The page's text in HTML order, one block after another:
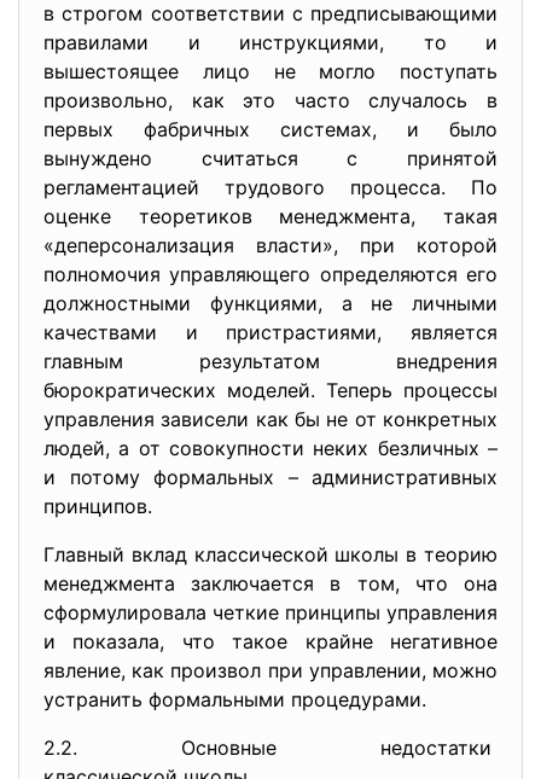
в строгом соответствии с предписывающими
правилами и инструкциями, то и
вышестоящее лицо не могло поступать
произвольно, как это часто случалось в
первых фабричных системах, и было
вынуждено считаться с принятой
регламентацией трудового процесса. По
оценке теоретиков менеджмента, такая
«деперсонализация власти», при которой
полномочия управляющего определяются его
должностными функциями, а не личными
качествами и пристрастиями, является
главным результатом внедрения
бюрократических моделей. Теперь процессы
управления зависели как бы не от конкретных
людей, а от совокупности неких безличных –
и потому формальных – административных
принципов.
Главный вклад классической школы в теорию
менеджмента заключается в том, что она
сформулировала четкие принципы управления
и показала, что такое крайне негативное
явление, как произвол при управлении, можно
устранить формальными процедурами.
2.2. Основные недостатки